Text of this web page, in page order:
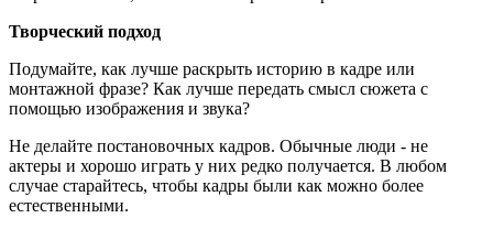
Творческий подход
Подумайте, как лучше раскрыть историю в кадре или
монтажной фразе? Как лучше передать смысл сюжета с
помощью изображения и звука?
Не делайте постановочных кадров. Обычные люди - не
актеры и хорошо играть у них редко получается. В любом
случае старайтесь, чтобы кадры были как можно более
естественными.